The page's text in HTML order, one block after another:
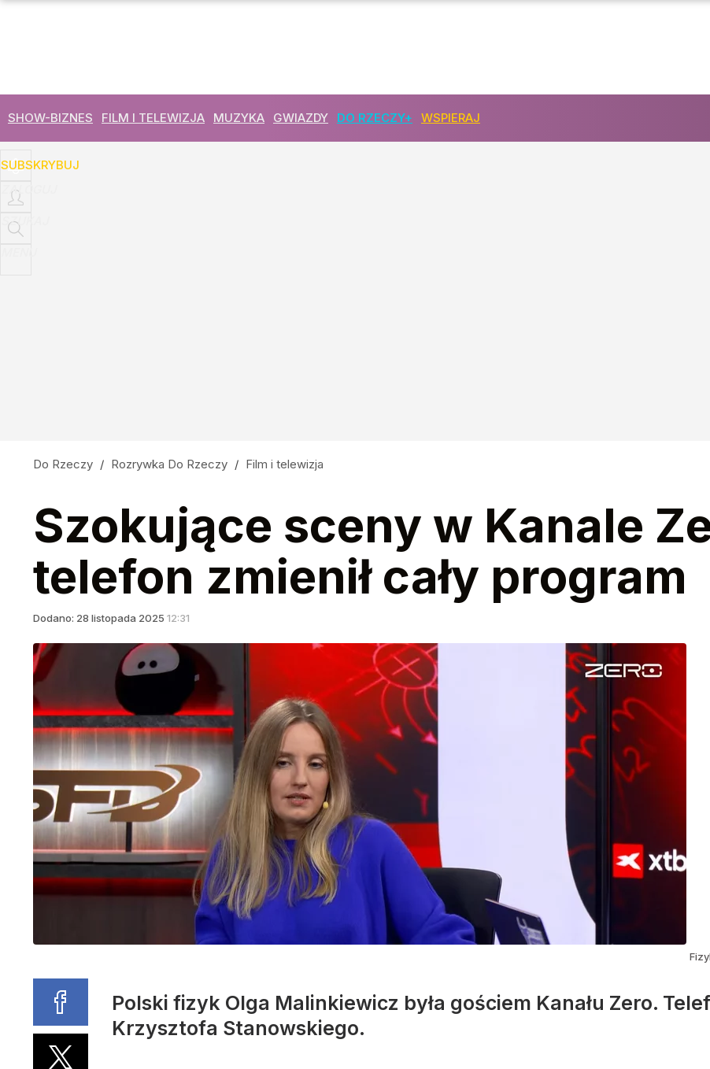
SHOW-BIZNES FILM I TELEWIZJA MUZYKA GWIAZDY DO RZECZY+ WSPIERAJ
SUBSKRYBUJ
ZALOGUJ
SZUKAJ
Do Rzeczy / Rozrywka Do Rzeczy / Film i telewizja
Szokujące sceny w Kanale
telefon zmienił cały program
Dodano: 28 listopada 2025 12:31
Polski fizyk Olga Malinkiewicz była gościem Kanału Zero.
Krzysztofa Stanowskiego.